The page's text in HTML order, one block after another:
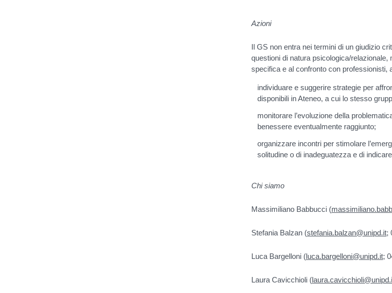
Azioni
Il GS non entra nei termini di un giudizio
questioni di natura psicologica/
specifica e al confronto con professionisti,
individuare e suggerire strategie per
disponibili in Ateneo, a cui lo stesso
monitorare l’evoluzione della
benessere eventualmente raggiunto;
organizzare incontri per stimolare
solitudine o di inadeguatezza e di
Chi siamo
Massimiliano Babbucci (
Stefania Balzan (stefania.balzan@unipd.it;
Luca Bargelloni (luca.bargelloni@unipd.it;
Laura Cavicchioli (